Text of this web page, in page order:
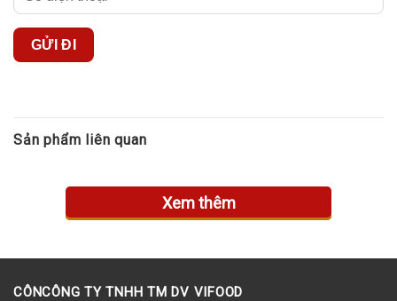
Sản phẩm liên quan
Xem thêm
CÔNCÔNG TY TNHH TM DV VIFOOD